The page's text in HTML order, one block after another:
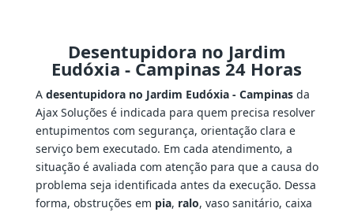
Desentupidora no Jardim
Eudóxia - Campinas 24 Horas
A desentupidora no Jardim Eudóxia - Campinasda
Ajax Soluções é indicada para quem precisa resolver
entupimentos com segurança, orientação clara e
serviço bem executado. Em cada atendimento, a
situação é avaliada com atenção para que a causa do
problema seja identificada antes da execução. Dessa
forma, obstruções em pia, ralo, vaso sanitário, caixa